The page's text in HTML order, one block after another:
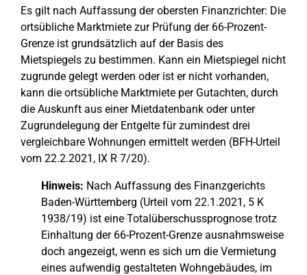
Es gilt nach Auffassung der obersten Finanzrichter: Die
ortsübliche Marktmiete zur Prüfung der 66-Prozent-
Grenze ist grundsätzlich auf der Basis des
Mietspiegels zu bestimmen. Kann ein Mietspiegel nicht
zugrunde gelegt werden oder ist er nicht vorhanden,
kann die ortsübliche Marktmiete per Gutachten, durch
die Auskunft aus einer Mietdatenbank oder unter
Zugrundelegung der Entgelte für zumindest drei
vergleichbare Wohnungen ermittelt werden (BFH-Urteil
vom 22.2.2021, IX R 7/20).
Hinweis: Nach Auffassung des Finanzgerichts
Baden-Württemberg (Urteil vom 22.1.2021, 5 K
1938/19) ist eine Totalüberschussprognose trotz
Einhaltung der 66-Prozent-Grenze ausnahmsweise
doch angezeigt, wenn es sich um die Vermietung
eines aufwendig gestalteten Wohngebäudes, im